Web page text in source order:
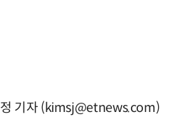
기자 (kimsj@etnews.com)